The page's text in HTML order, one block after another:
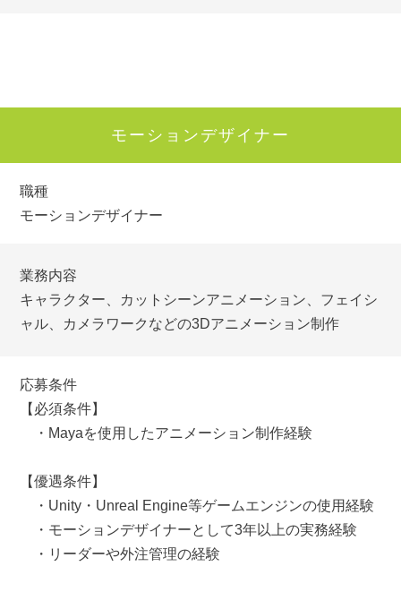
モーションデザイナー
職種
モーションデザイナー
業務内容
キャラクター、カットシーンアニメーション、フェイシ
ャル、カメラワークなどの3Dアニメーション制作
応募条件
【必須条件】
・Mayaを使用したアニメーション制作経験
【優遇条件】
・Unity・Unreal Engine等ゲームエンジンの使用経験
・モーションデザイナーとして3年以上の実務経験
・リーダーや外注管理の経験